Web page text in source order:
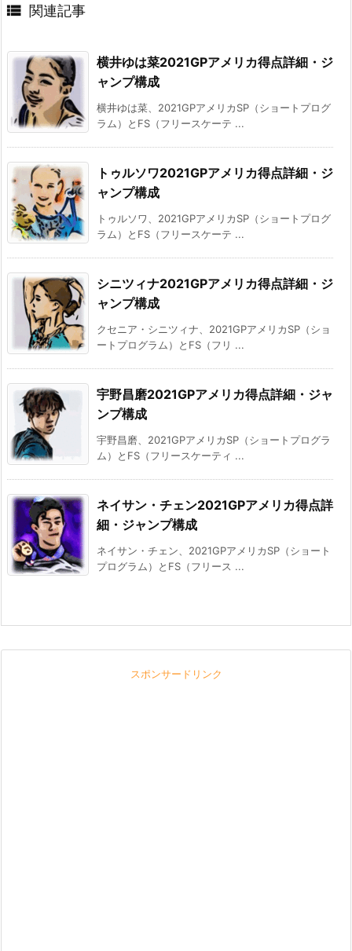
 関連記事
横井ゆは菜2021GPアメリカ得点詳細・ジ
ャンプ構成
横井ゆは菜、2021GPアメリカSP（ショートプログ
ラム）とFS（フリースケーテ ...
トゥルソワ2021GPアメリカ得点詳細・ジ
ャンプ構成
トゥルソワ、2021GPアメリカSP（ショートプログ
ラム）とFS（フリースケーテ ...
シニツィナ2021GPアメリカ得点詳細・ジ
ャンプ構成
クセニア・シニツィナ、2021GPアメリカSP（ショ
ートプログラム）とFS（フリ ...
宇野昌磨2021GPアメリカ得点詳細・ジャ
ンプ構成
宇野昌磨、2021GPアメリカSP（ショートプログラ
ム）とFS（フリースケーティ ...
ネイサン・チェン2021GPアメリカ得点詳
細・ジャンプ構成
ネイサン・チェン、2021GPアメリカSP（ショート
プログラム）とFS（フリース ...
スポンサードリンク